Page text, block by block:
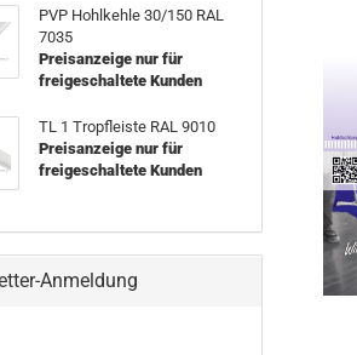
PVP Hohlkehle 30/150 RAL
7035
Preisanzeige nur für
freigeschaltete Kunden
TL 1 Tropfleiste RAL 9010
Preisanzeige nur für
freigeschaltete Kunden
Anmeldung